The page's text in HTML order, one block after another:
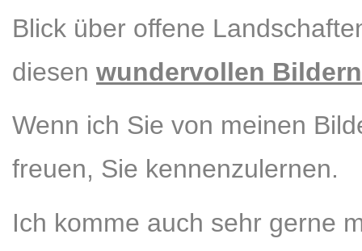
Blick über offene
diesen wundervollen Bildern
Wenn ich Sie von meinen
freuen, Sie kennenzulernen.
Ich komme auch sehr gerne